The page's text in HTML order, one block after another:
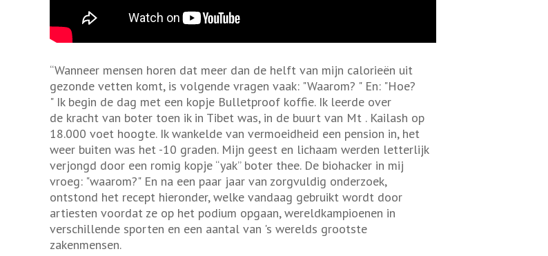
“Wanneer mensen horen dat meer dan de helft van mijn calorieën uit
gezonde vetten komt, is volgende vragen vaak: "Waarom? " En: "Hoe?
" Ik begin de dag met een kopje Bulletproof koffie. Ik leerde over
de kracht van boter toen ik in Tibet was, in de buurt van Mt . Kailash op
18.000 voet hoogte. Ik wankelde van vermoeidheid een pension in, het
weer buiten was het -10 graden. Mijn geest en lichaam werden letterlijk
verjongd door een romig kopje “yak” boter thee. De biohacker in mij
vroeg: "waarom?" En na een paar jaar van zorgvuldig onderzoek,
ontstond het recept hieronder, welke vandaag gebruikt wordt door
artiesten voordat ze op het podium opgaan, wereldkampioenen in
verschillende sporten en een aantal van 's werelds grootste
zakenmensen.